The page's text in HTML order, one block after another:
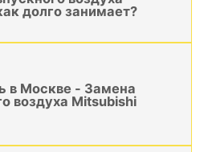
долго занимает?
в Москве - Замена
воздуха Mitsubishi